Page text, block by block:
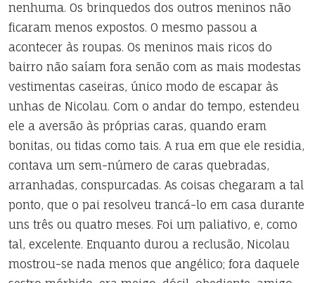
nenhuma. Os brinquedos dos outros meninos não
ficaram menos expostos. O mesmo passou a
acontecer às roupas. Os meninos mais ricos do
bairro não saíam fora senão com as mais modestas
vestimentas caseiras, único modo de escapar às
unhas de Nicolau. Com o andar do tempo, estendeu
ele a aversão às próprias caras, quando eram
bonitas, ou tidas como tais. A rua em que ele residia,
contava um sem-número de caras quebradas,
arranhadas, conspurcadas. As coisas chegaram a tal
ponto, que o pai resolveu trancá-lo em casa durante
uns três ou quatro meses. Foi um paliativo, e, como
tal, excelente. Enquanto durou a reclusão, Nicolau
mostrou-se nada menos que angélico; fora daquele